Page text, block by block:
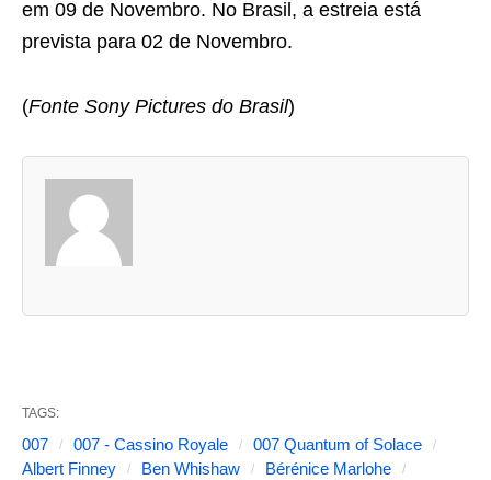
em 09 de Novembro. No Brasil, a estreia está
prevista para 02 de Novembro.
(Fonte Sony Pictures do Brasil)
a
s
TAGS:
007 007 - Cassino Royale
007 Quantum of Solace
Albert Finney
Ben Whishaw
Bérénice Marlohe